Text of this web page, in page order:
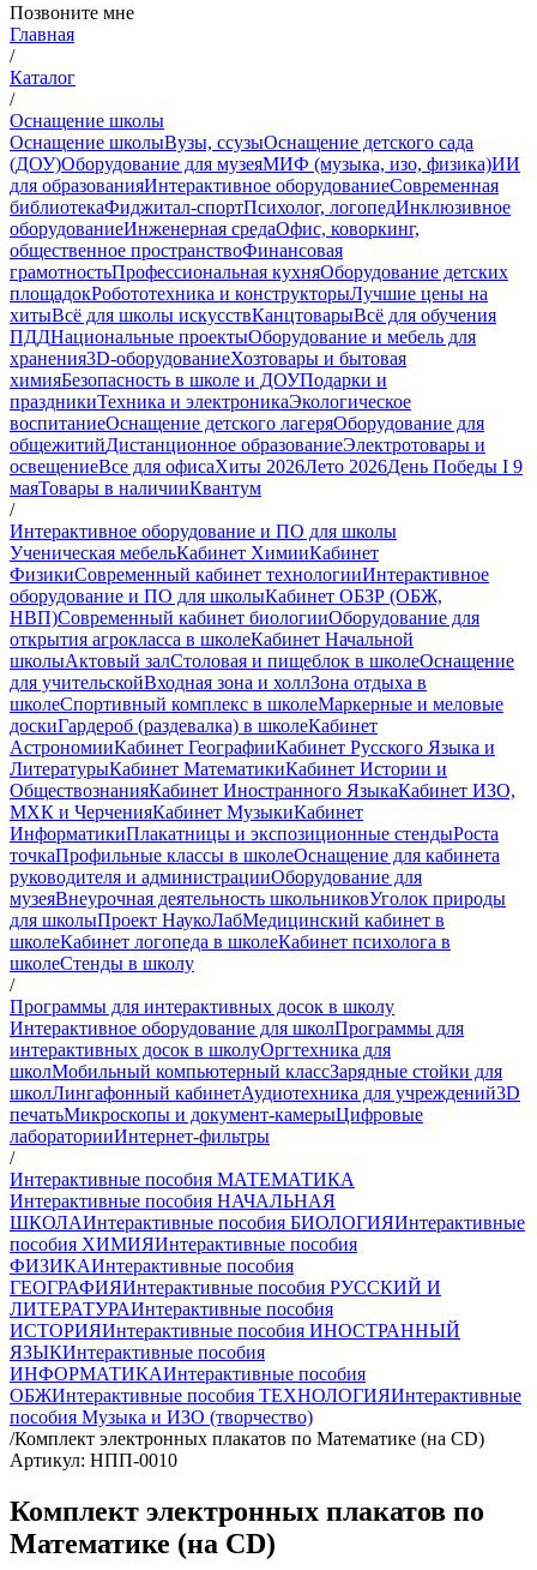
Позвоните мне
Главная
/
Каталог
/
Оснащение школы
Оснащение школыВузы, ссузыОснащение детского сада
(ДОУ)Оборудование для музеяМИФ (музыка, изо, физика)ИИ
для образованияИнтерактивное оборудованиеСовременная
библиотекаФиджитал-спортПсихолог, логопедИнклюзивное
оборудованиеИнженерная средаОфис, коворкинг,
общественное пространствоФинансовая
грамотностьПрофессиональная кухняОборудование детских
площадокРобототехника и конструкторыЛучшие цены на
хитыВсё для школы искусствКанцтоварыВсё для обучения
ПДДНациональные проектыОборудование и мебель для
хранения3D-оборудованиеХозтовары и бытовая
химияБезопасность в школе и ДОУПодарки и
праздникиТехника и электроникаЭкологическое
воспитаниеОснащение детского лагеряОборудование для
общежитийДистанционное образованиеЭлектротовары и
освещениеВсе для офисаХиты 2026Лето 2026День Победы I 9
маяТовары в наличииКвантум
/
Интерактивное оборудование и ПО для школы
Ученическая мебельКабинет ХимииКабинет
ФизикиСовременный кабинет технологииИнтерактивное
оборудование и ПО для школыКабинет ОБЗР (ОБЖ,
НВП)Современный кабинет биологииОборудование для
открытия агрокласса в школеКабинет Начальной
школыАктовый залСтоловая и пищеблок в школеОснащение
для учительскойВходная зона и холлЗона отдыха в
школеСпортивный комплекс в школеМаркерные и меловые
доскиГардероб (раздевалка) в школеКабинет
АстрономииКабинет ГеографииКабинет Русского Языка и
ЛитературыКабинет МатематикиКабинет Истории и
ОбществознанияКабинет Иностранного ЯзыкаКабинет ИЗО,
МХК и ЧерченияКабинет МузыкиКабинет
ИнформатикиПлакатницы и экспозиционные стендыРоста
точкаПрофильные классы в школеОснащение для кабинета
руководителя и администрацииОборудование для
музеяВнеурочная деятельность школьниковУголок природы
для школыПроект НаукоЛабМедицинский кабинет в
школеКабинет логопеда в школеКабинет психолога в
школеСтенды в школу
/
Программы для интерактивных досок в школу
Интерактивное оборудование для школПрограммы для
интерактивных досок в школуОргтехника для
школМобильный компьютерный классЗарядные стойки для
школЛингафонный кабинетАудиотехника для учреждений3D
печатьМикроскопы и документ-камерыЦифровые
лабораторииИнтернет-фильтры
/
Интерактивные пособия МАТЕМАТИКА
Интерактивные пособия НАЧАЛЬНАЯ
ШКОЛАИнтерактивные пособия БИОЛОГИЯИнтерактивные
пособия ХИМИЯИнтерактивные пособия
ФИЗИКАИнтерактивные пособия
ГЕОГРАФИЯИнтерактивные пособия РУССКИЙ И
ЛИТЕРАТУРАИнтерактивные пособия
ИСТОРИЯИнтерактивные пособия ИНОСТРАННЫЙ
ЯЗЫКИнтерактивные пособия
ИНФОРМАТИКАИнтерактивные пособия
ОБЖИнтерактивные пособия ТЕХНОЛОГИЯИнтерактивные
пособия Музыка и ИЗО (творчество)
/Комплект электронных плакатов по Математике (на CD)
Артикул: НПП-0010
Комплект электронных плакатов по
Математике (на CD)